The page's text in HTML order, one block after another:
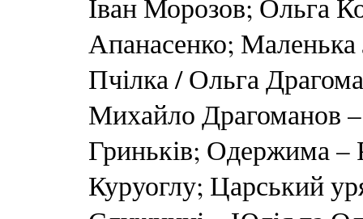
Іван Морозов; Ольга
Апанасенко;
Пчілка / Ольга
Михайло Драгоманов
Гриньків; Одержима –
Куруоглу; Царський